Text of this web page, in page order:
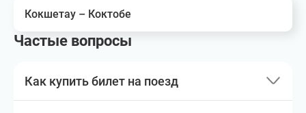
Кокшетау – Коктобе
Частые вопросы
Как купить билет на поезд